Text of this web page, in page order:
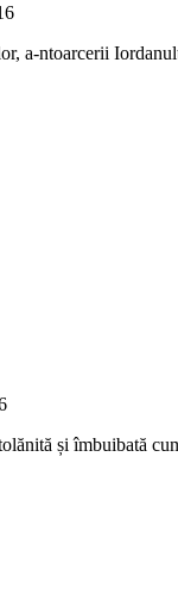
a-ntoarcerii
și îmbuibată